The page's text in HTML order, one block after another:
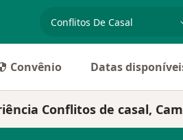
Convênio Datas
Conflitos de casal,